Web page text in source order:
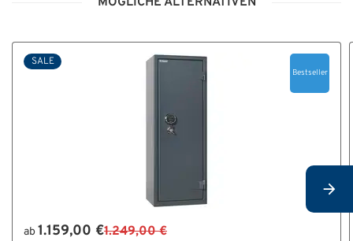
SALE
Bestseller
ab 1.159,00 €1.249,00 €